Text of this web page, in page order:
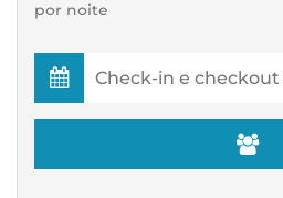
por noite